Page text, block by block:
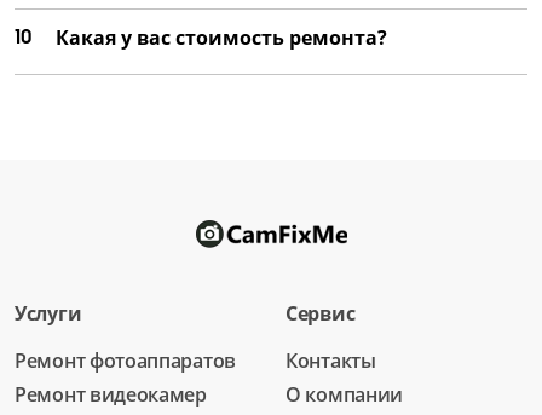
10 Какая у вас стоимость ремонта?
Услуги
Ремонт фотоаппаратов
Ремонт видеокамер
Сервис
Контакты
О компании